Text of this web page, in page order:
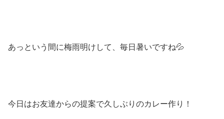
あっという間に梅雨明けして、毎日暑いですね💦
今日はお友達からの提案で久しぶりのカレー作り！